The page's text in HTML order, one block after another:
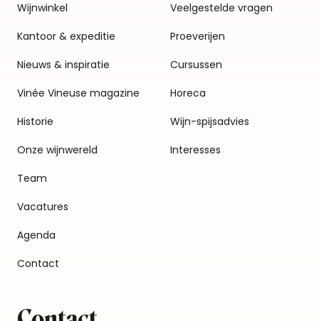
Wijnwinkel
Kantoor & expeditie
Nieuws & inspiratie
Vinée Vineuse magazine
Historie
Onze wijnwereld
Team
Vacatures
Agenda
Contact
Veelgestelde vragen
Proeverijen
Cursussen
Horeca
Wijn-spijsadvies
Interesses